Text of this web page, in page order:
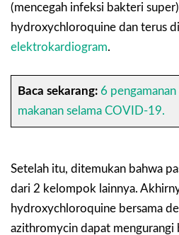
(mencegah infeksi bakteri
hydroxychloroquine dan terus
elektrokardiogram.
Baca sekarang: 6
makanan selama COVID-19.
Setelah itu, ditemukan bahwa
dari 2 kelompok lainnya.
hydroxychloroquine bersama
azithromycin dapat mengurangi